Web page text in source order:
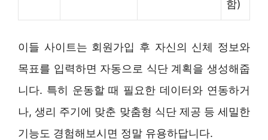
함)
이들 사이트는 회원가입 후 자신의 신체 정보와
목표를 입력하면 자동으로 식단 계획을 생성해줍
니다. 특히 운동할 때 필요한 데이터와 연동하거
나, 생리 주기에 맞춘 맞춤형 식단 제공 등 세밀한
기능도 경험해보시면 정말 유용하답니다.